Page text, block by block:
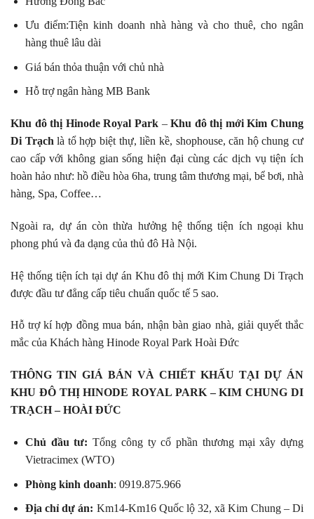
Ưu điểm:Tiện kinh doanh nhà hàng và cho thuê, cho ngân
hàng thuê lâu dài
Giá bán thỏa thuận với chủ nhà
Hỗ trợ ngân hàng MB Bank
Khu đô thị Hinode Royal Park–Khu đô thị mới Kim Chung
Di Trạchlà tổ hợp biệt thự, liền kề, shophouse, căn hộ chung cư
cao cấp với không gian sống hiện đại cùng các dịch vụ tiện ích
hoàn hảo như: hồ điều hòa 6ha, trung tâm thương mại, bể bơi, nhà
hàng, Spa, Coffee…
Ngoài ra, dự án còn thừa hưởng hệ thống tiện ích ngoại khu
phong phú và đa dạng của thủ đô Hà Nội.
Hệ thống tiện ích tại dự án Khu đô thị mới Kim Chung Di Trạch
được đầu tư đẳng cấp tiêu chuẩn quốc tế 5 sao.
Hỗ trợ kí hợp đồng mua bán, nhận bàn giao nhà, giải quyết thắc
mắc của Khách hàng Hinode Royal Park Hoài Đức
THÔNG TIN GIÁ BÁN VÀ CHIẾT KHẤU TẠI DỰ ÁN
KHU ĐÔ THỊ HINODE ROYAL PARK – KIM CHUNG DI
TRẠCH – HOÀI ĐỨC
Chủ đầu tư: Tổng công ty cổ phần thương mại xây dựng
Vietracimex (WTO)
Phòng kinh doanh: 0919.875.966
Địa chỉ dự án: Km14-Km16 Quốc lộ 32, xã Kim Chung – Di